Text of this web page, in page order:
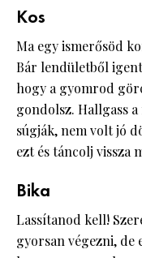
Kos
Ma egy ismerősöd
Bár lendületből
hogy a gyomrod
gondolsz. Hallgass
súgják, nem volt jó
ezt és táncolj vissza
Bika
Lassítanod kell!
gyorsan végezni, de